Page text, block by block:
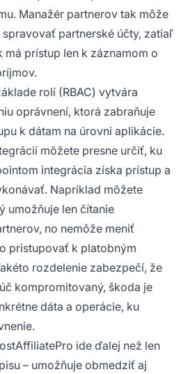
Manažér partnerov tak môže
partnerské účty, zatiaľ
prístup len k záznamom o
rolí (RBAC) vytvára
oprávnení, ktorá zabraňuje
k dátam na úrovni aplikácie.
môžete presne určiť, ku
integrácia získa prístup a
Napríklad môžete
umožňuje len čítanie
no nemôže meniť
pristupovať k platobným
rozdelenie zabezpečí, že
kompromitovaný, škoda je
dáta a operácie, ku
ide ďalej než len
– umožňuje obmedziť aj